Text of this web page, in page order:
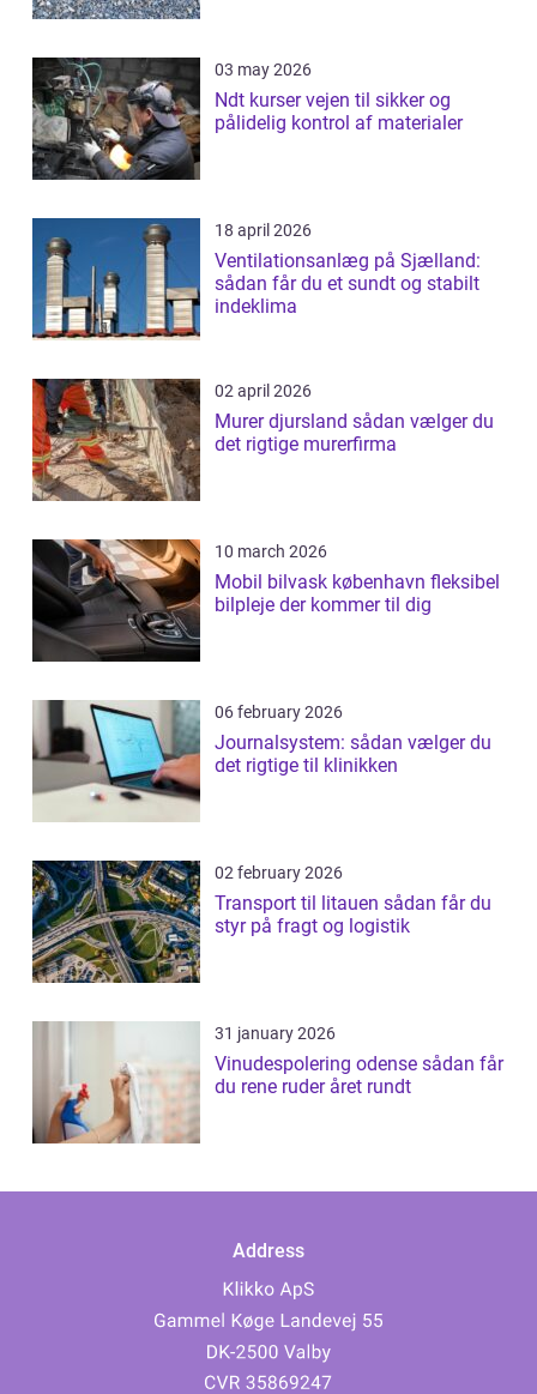
03 may 2026
Ndt kurser vejen til sikker og
pålidelig kontrol af materialer
18 april 2026
Ventilationsanlæg på Sjælland:
sådan får du et sundt og stabilt
indeklima
02 april 2026
Murer djursland sådan vælger du
det rigtige murerfirma
10 march 2026
Mobil bilvask københavn fleksibel
bilpleje der kommer til dig
06 february 2026
Journalsystem: sådan vælger du
det rigtige til klinikken
02 february 2026
Transport til litauen sådan får du
styr på fragt og logistik
31 january 2026
Vinudespolering odense sådan får
du rene ruder året rundt
Address